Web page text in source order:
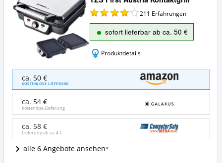
211 Erfahrungen
sofort lieferbar ab ca. 50 €
Produktdetails
TZS
First
Austria
Kontaktgrill
Angebote:
Wo
dieser
Kontaktgrill
erhältlich?
ca. 50 €
KOSTENLOSE LIEFERUNG
ca. 54 €
kostenlose Lieferung
ca. 58 €
Lieferung ab ca.4 €
alle 6 Angebote ansehen